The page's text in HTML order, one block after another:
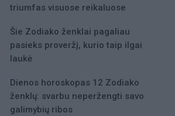
triumfas visuose reikaluose
Šie Zodiako ženklai pagaliau
pasieks proveržį, kurio taip ilgai
laukė
Dienos horoskopas 12 Zodiako
ženklų: svarbu neperžengti savo
galimybių ribos